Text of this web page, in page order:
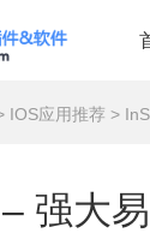
IOS应用推荐 >
强大